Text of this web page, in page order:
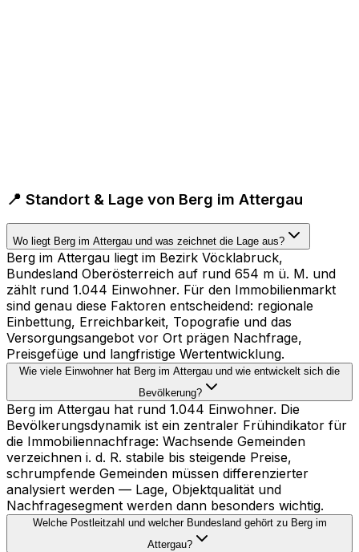
📍 Standort & Lage von Berg im Attergau
Wo liegt Berg im Attergau und was zeichnet die Lage aus?
Berg im Attergau liegt im Bezirk Vöcklabruck,
Bundesland Oberösterreich auf rund 654 m ü. M. und
zählt rund 1.044 Einwohner. Für den Immobilienmarkt
sind genau diese Faktoren entscheidend: regionale
Einbettung, Erreichbarkeit, Topografie und das
Versorgungsangebot vor Ort prägen Nachfrage,
Preisgefüge und langfristige Wertentwicklung.
Wie viele Einwohner hat Berg im Attergau und wie entwickelt sich die
Bevölkerung?
Berg im Attergau hat rund 1.044 Einwohner. Die
Bevölkerungsdynamik ist ein zentraler Frühindikator für
die Immobiliennachfrage: Wachsende Gemeinden
verzeichnen i. d. R. stabile bis steigende Preise,
schrumpfende Gemeinden müssen differenzierter
analysiert werden — Lage, Objektqualität und
Nachfragesegment werden dann besonders wichtig.
Welche Postleitzahl und welcher Bundesland gehört zu Berg im
Attergau?